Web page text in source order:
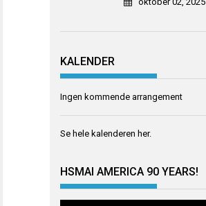
KALENDER
Ingen kommende arrangement
Se hele kalenderen her.
HSMAI AMERICA 90 YEARS!